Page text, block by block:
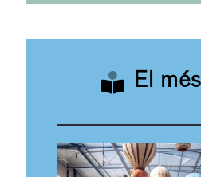
El